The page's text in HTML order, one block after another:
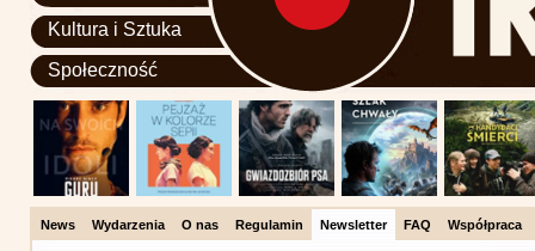
Kultura i Sztuka
Społeczność
News Wydarzenia O nas Regulamin Newsletter FAQ Współpraca